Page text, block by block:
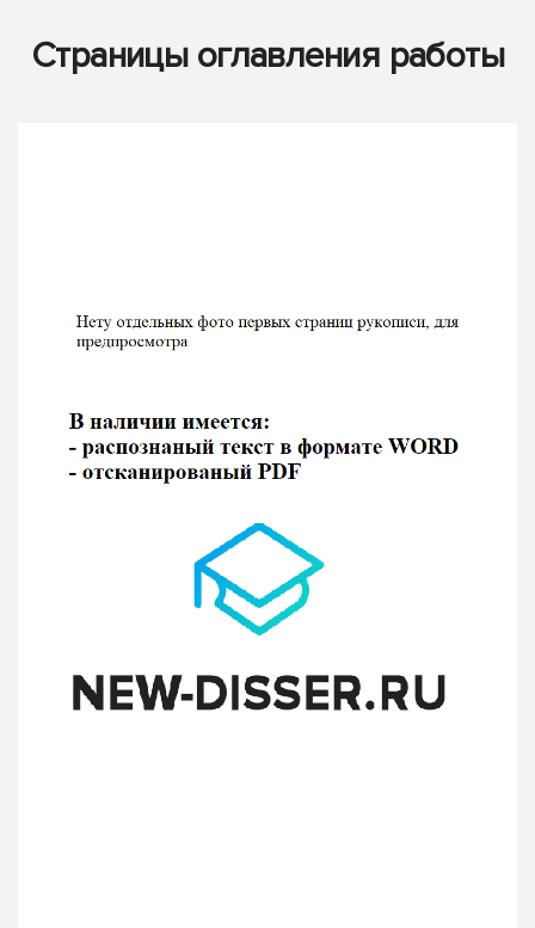
Страницы оглавления работы